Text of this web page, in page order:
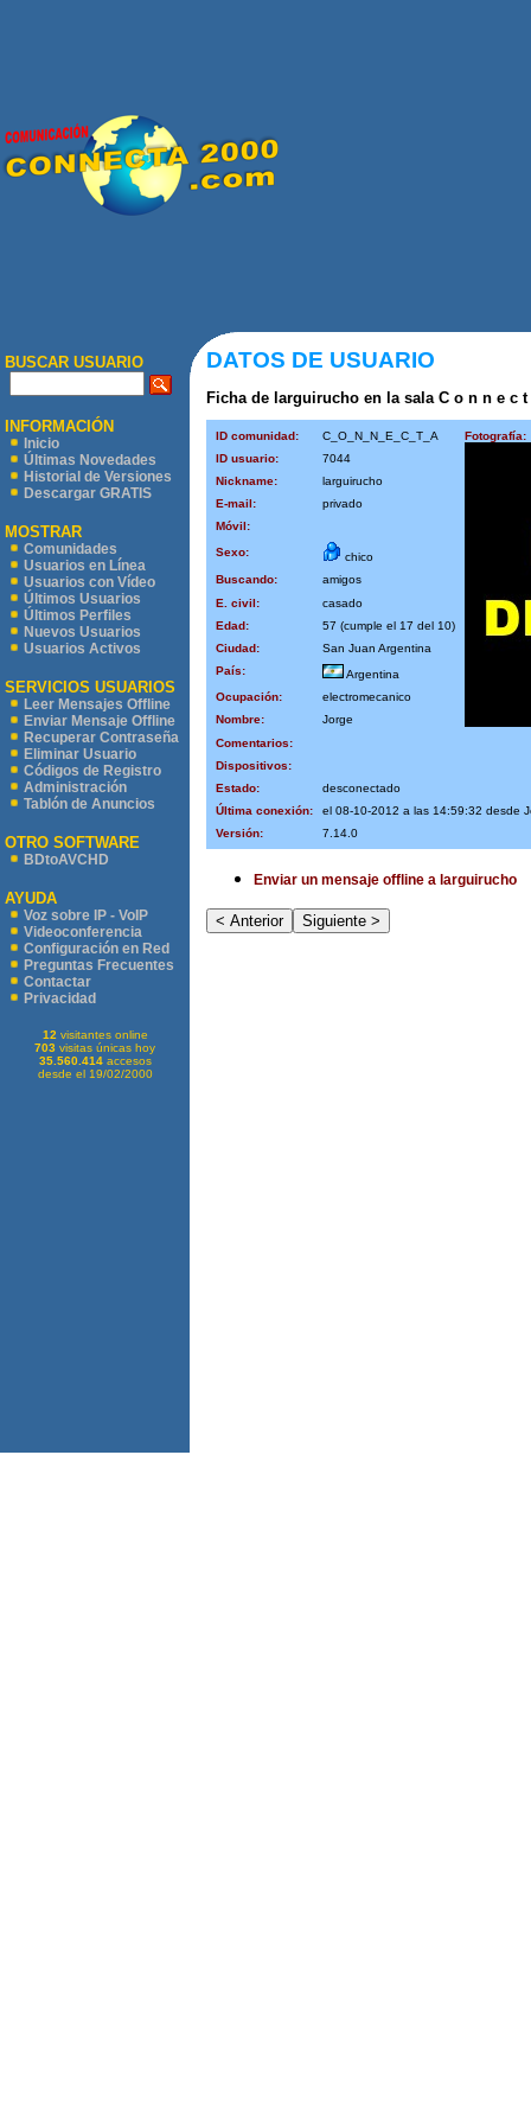
BUSCAR USUARIO
INFORMACIÓN
Inicio
Últimas Novedades
Historial de Versiones
Descargar GRATIS
MOSTRAR
Comunidades
Usuarios en Línea
Usuarios con Vídeo
Últimos Usuarios
Últimos Perfiles
Nuevos Usuarios
Usuarios Activos
SERVICIOS USUARIOS
Leer Mensajes Offline
Enviar Mensaje Offline
Recuperar Contraseña
Eliminar Usuario
Códigos de Registro
Administración
Tablón de Anuncios
OTRO SOFTWARE
BDtoAVCHD
AYUDA
Voz sobre IP - VoIP
Videoconferencia
Configuración en Red
Preguntas Frecuentes
Contactar
Privacidad
12 visitantes online
703 visitas únicas hoy
35.560.414accesos
desde el 19/02/2000
DATOS DE USUARIO
Ficha de larguirucho en la sala C o n n e c t
ID comunidad: C_O_N_N_E_C_T_A
Fotografía:
ID usuario:
7044
Nickname:
larguirucho
E-mail:
privado
Móvil:
Sexo:
chico
Buscando:
amigos
E. civil:
casado
Edad:
57 (cumple el 17 del 10)
Ciudad:
San Juan Argentina
País:
Argentina
Ocupación:
electromecanico
Nombre:
Jorge
Comentarios:
Dispositivos:
Estado:
desconectado
Última conexión:
el 08-10-2012 a las 14:59:32 desde
Versión:
7.14.0
Enviar un mensaje offline a larguirucho